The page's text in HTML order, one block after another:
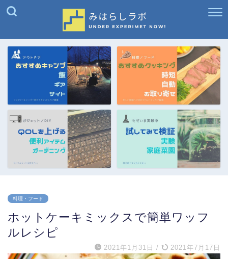
料理・フード
ホットケーキミックスで簡単ワッフ
ルレシピ
2021年1月31日 / 2021年7月17日